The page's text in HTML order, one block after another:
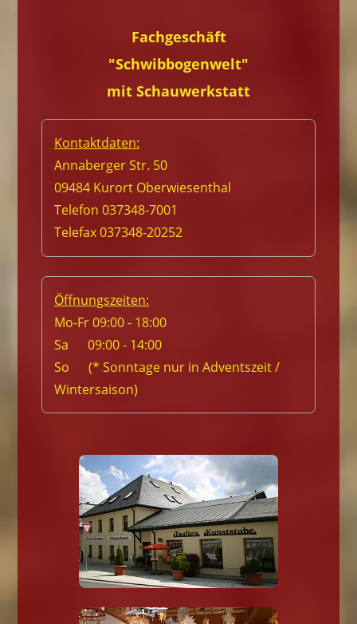
Fachgeschäft
"Schwibbogenwelt"
mit Schauwerkstatt
Kontaktdaten:
Annaberger Str. 50
09484 Kurort Oberwiesenthal
Telefon 037348-7001
Telefax 037348-20252
Öffnungszeiten:
Mo-Fr 09:00 - 18:00
Sa 09:00 - 14:00
So (* Sonntage nur in Adventszeit /
Wintersaison)